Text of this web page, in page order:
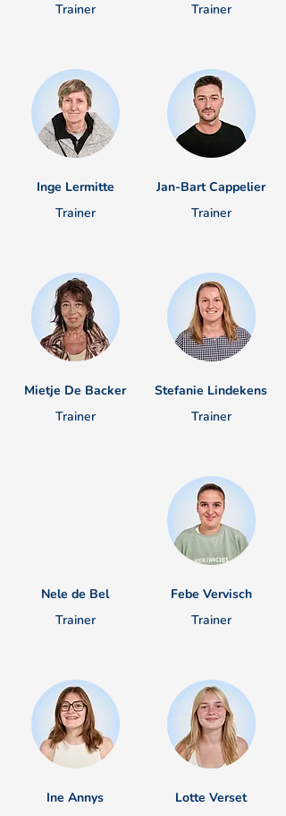
Trainer
Inge Lermitte
Trainer
Mietje De Backer
Trainer
Nele de Bel
Trainer
Ine Annys
Trainer
Jan-Bart Cappelier
Trainer
Stefanie Lindekens
Trainer
Febe Vervisch
Trainer
Lotte Verset